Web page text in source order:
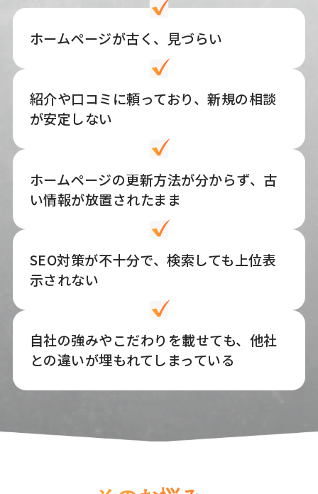
ホームページが古く、見づらい
紹介や口コミに頼っており、新規の相談
が安定しない
ホームページの更新方法が分からず、古
い情報が放置されたまま
SEO対策が不十分で、検索しても上位表
示されない
自社の強みやこだわりを載せても、他社
との違いが埋もれてしまっている